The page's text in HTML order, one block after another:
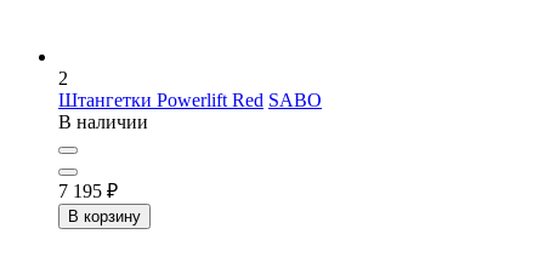
2
Штангетки Powerlift Red SABO
В наличии
7 195 ₽
В корзину